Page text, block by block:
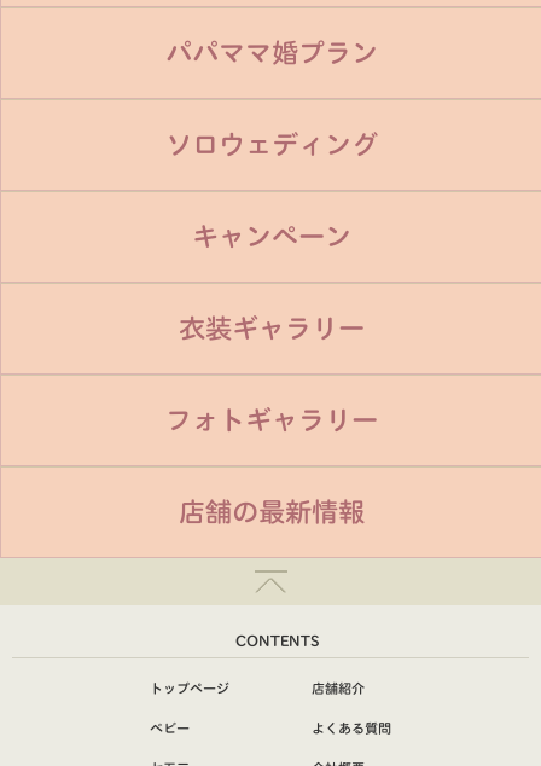
パパママ婚プラン
ソロウェディング
キャンペーン
衣装ギャラリー
フォトギャラリー
店舗の最新情報
CONTENTS
トップページ
ベビー
店舗紹介
よくある質問